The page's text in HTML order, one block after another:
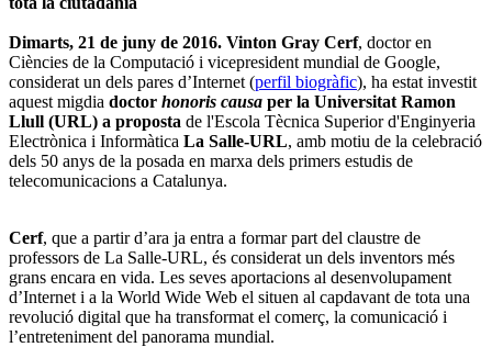
Dimarts, 21 de juny de 2016. Vinton Gray Cerf, doctor en
Ciències de la Computació i vicepresident mundial de Google,
considerat un dels pares d’Internet (perfil biogràfic), ha estat investit
aquest migdia doctor honoris causa per la Universitat Ramon
Llull (URL) a proposta de l'Escola Tècnica Superior d'Enginyeria
Electrònica i Informàtica La Salle-URL, amb motiu de la celebració
dels 50 anys de la posada en marxa dels primers estudis de
telecomunicacions a Catalunya.
Cerf, que a partir d’ara ja entra a formar part del claustre de
professors de La Salle-URL, és considerat un dels inventors més
grans encara en vida. Les seves aportacions al desenvolupament
d’Internet i a la World Wide Web el situen al capdavant de tota una
revolució digital que ha transformat el comerç, la comunicació i
l’entreteniment del panorama mundial.